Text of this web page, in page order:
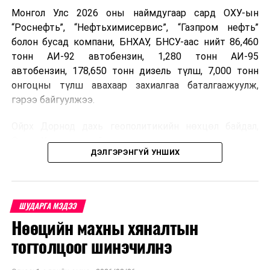
Монгол Улс 2026 оны наймдугаар сард ОХУ-ын
“Роснефть”, “Нефтьхимисервис”, “Газпром нефть”
болон бусад компани, БНХАУ, БНСУ-аас нийт 86,460
тонн АИ-92 автобензин, 1,280 тонн АИ-95
автобензин, 178,650 тонн дизель түлш, 7,000 тонн
онгоцны түлш авахаар захиалгаа баталгаажуулж,
гэрээ байгуулжээ.
Орос, Украины дайнаас шалтгаалсан газрын тосны
үнийн өсөлт дэлхийн зах зээлд буураагүй байна.
дахин өсөж, ОХУ болон бусад эх үүсвэрээс худалдан
авах шатахууны үнэ 1,200-2,000 ам.долларт хүрчээ.
Иймд дотоодын зах зээл дэх үнийн өсөлтийг
сааруулахын тулд гаалийн болон онцгой албан
татварыг тэглэх шаардлага үүссэнийг салбарын сайд
ДЭЛГЭРЭНГҮЙ УНШИХ
ШУДАРГА МЭДЭЭ
Нөөцийн махны хяналтын
тогтолцоог шинэчилнэ